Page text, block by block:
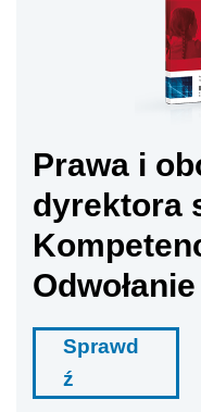
Prawa i
dyrektora
Odwołanie
Sprawd
ź